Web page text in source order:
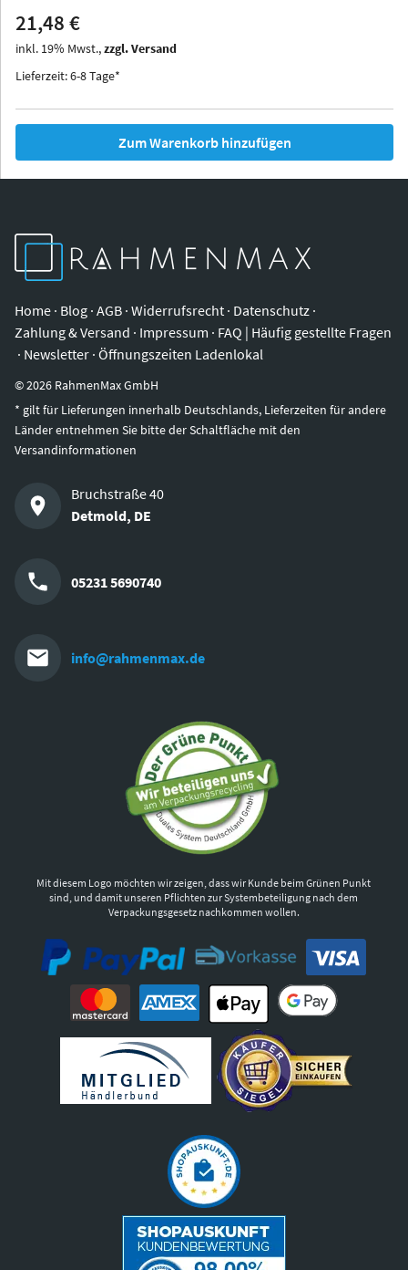
Iowa
21,48 €
inkl. 19% Mwst.,zzgl. Versand
Lieferzeit: 6-8 Tage*
Zum Warenkorb hinzufügen
Home · Blog · AGB · Widerrufsrecht · Datenschutz ·
Zahlung & Versand · Impressum · FAQ | Häufig gestellte Fragen
· Newsletter · Öffnungszeiten Ladenlokal
©2026 RahmenMax GmbH
* gilt für Lieferungen innerhalb Deutschlands, Lieferzeiten für andere
Länder entnehmen Sie bitte der Schaltfläche mit den
Versandinformationen
Bruchstraße 40
Detmold, DE
05231 5690740
info@rahmenmax.de
Mit diesem Logo möchten wir zeigen, dass wir Kunde beim Grünen Punkt
sind, und damit unseren Pflichten zur Systembeteiligung nach dem
Verpackungsgesetz nachkommen wollen.